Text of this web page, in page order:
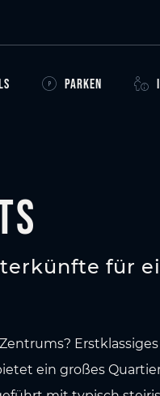
PARKEN
für
ein großes